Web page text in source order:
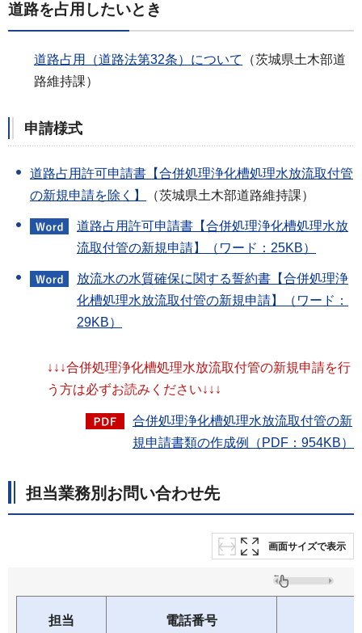
道路を占用したいとき
道路占用（道路法第32条）について
（茨城県土木部道
路維持課）
申請様式
道路占用許可申請書【合併処理浄化槽処理水放流取付管
の新規申請を除く】
（茨城県土木部道路維持課）
道路占用許可申請書【合併処理浄化槽処理水放
流取付管の新規申請】（ワード：25KB）
放流水の水質確保に関する誓約書【合併処理浄
化槽処理水放流取付管の新規申請】（ワード：
29KB）
↓↓↓合併処理浄化槽処理水放流取付管の新規申請を行
う方は必ずお読みください↓↓↓
合併処理浄化槽処理水放流取付管の新
規申請書類の作成例（PDF：954KB）
担当業務別お問い合わせ先
画面サイズで表示
担当 電話番号